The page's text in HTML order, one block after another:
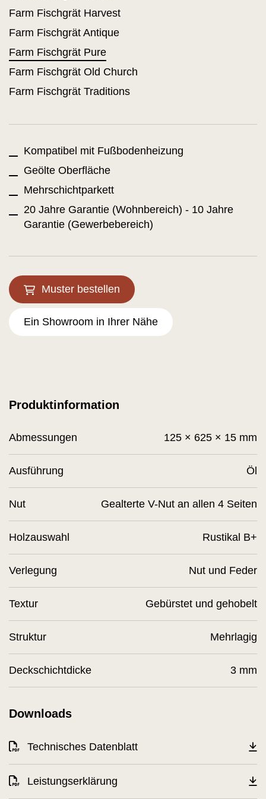
Farm Fischgrät Harvest
Farm Fischgrät Antique
Farm Fischgrät Pure
Farm Fischgrät Old Church
Farm Fischgrät Traditions
Kompatibel mit Fußbodenheizung
Geölte Oberfläche
Mehrschichtparkett
20 Jahre Garantie (Wohnbereich) - 10 Jahre
Garantie (Gewerbebereich)
Muster bestellen
Ein Showroom in Ihrer Nähe
Downloads
Technisches Datenblatt
Leistungserklärung
Produktinformation
Abmessungen 125 × 625 × 15 mm
Ausführung Öl
Nut Gealterte V-Nut an allen 4 Seiten
Holzauswahl Rustikal B+
Verlegung Nut und Feder
Textur Gebürstet und gehobelt
Struktur Mehrlagig
Deckschichtdicke 3 mm